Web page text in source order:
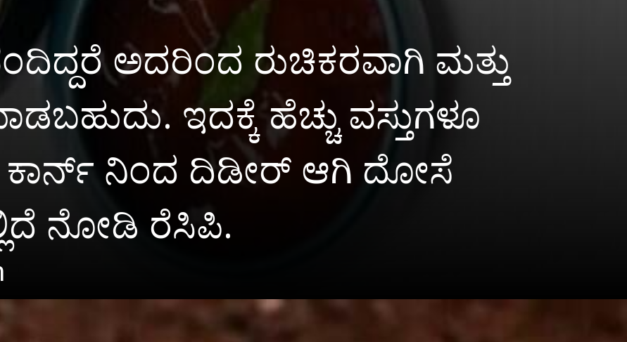
ಅದರಿಂದ ರುಚಿಕರವಾಗಿ ಮತ್ತು
ಇದಕ್ಕೆ ಹೆಚ್ಚು ವಸ್ತುಗಳೂ
ಕಾರ್ನ್ ನಿಂದ ದಿಡೀರ್ ಆಗಿ ದೋಸೆ
ನೋಡಿ ರೆಸಿಪಿ.